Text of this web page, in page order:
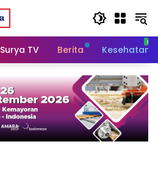
Surya TV Berita Kesehatan